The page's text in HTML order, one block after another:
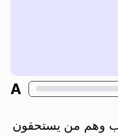
A
وهم من يستحقون